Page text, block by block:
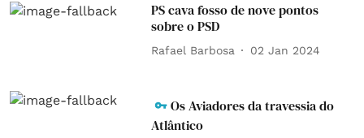
PS cava fosso de nove pontos
sobre o PSD
Rafael Barbosa 02 Jan 2024
Os Aviadores da travessia do
Atlântico